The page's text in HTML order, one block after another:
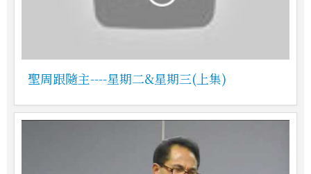
聖周跟隨主----星期二&星期三(上集)